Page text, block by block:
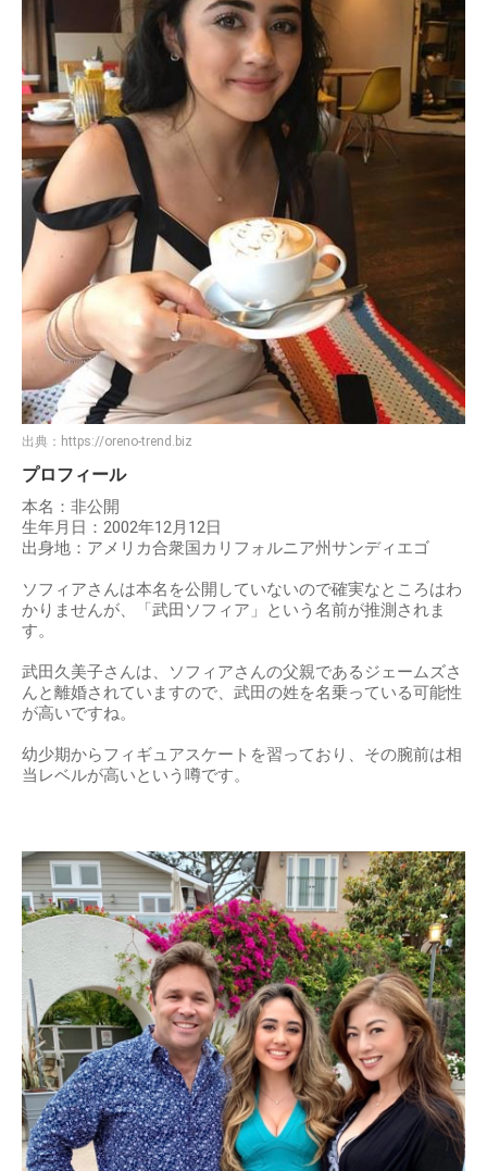
出典： https://oreno-trend.biz
プロフィール
本名：非公開
生年月日：2002年12月12日
出身地：アメリカ合衆国カリフォルニア州サンディエゴ
ソフィアさんは本名を公開していないので確実なところはわ
かりませんが、「武田ソフィア」という名前が推測されま
す。
武田久美子さんは、ソフィアさんの父親であるジェームズさ
んと離婚されていますので、武田の姓を名乗っている可能性
が高いですね。
幼少期からフィギュアスケートを習っており、その腕前は相
当レベルが高いという噂です。